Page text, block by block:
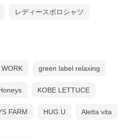
レディースポロシャツ
green label relaxing
KOBE LETTUCE
FARM HUG.U Aletta vita